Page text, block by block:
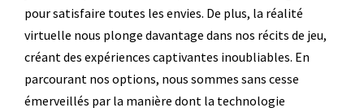
pour satisfaire toutes les envies. De plus, la réalité
virtuelle nous plonge davantage dans nos récits de jeu,
créant des expériences captivantes inoubliables. En
parcourant nos options, nous sommes sans cesse
émerveillés par la manière dont la technologie